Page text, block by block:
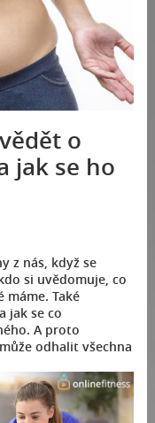
o
jak se ho
z nás, když se
si uvědomuje, co
Také
jak se co
A proto
odhalit všechna